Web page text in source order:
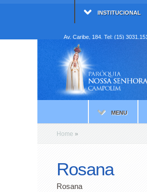
INSTITUCIONAL
Av. Caribe, 184. Tel: (15)
MENU
Home »
Rosana
Rosana